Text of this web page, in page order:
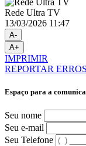
Rede Ultra TV
13/03/2026 11:47
A-
A+
IMPRIMIR
REPORTAR ERROS
Espaço para a
Seu nome
Seu e-mail
Seu Telefone